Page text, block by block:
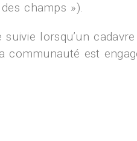
champs »).
lorsqu’un
est